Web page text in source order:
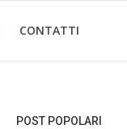
CONTATTI
POST POPOLARI